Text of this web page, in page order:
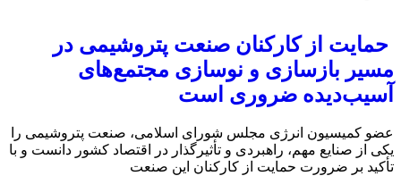
حمایت از کارکنان صنعت پتروشیمی در
مسیر بازسازی و نوسازی مجتمع‌های
آسیب‌دیده ضروری است
عضو کمیسیون انرژی مجلس شورای اسلامی، صنعت پتروشیمی را
یکی از صنایع مهم، راهبردی و تأثیرگذار در اقتصاد کشور دانست و با
تأکید بر ضرورت حمایت از کارکنان این صنعت